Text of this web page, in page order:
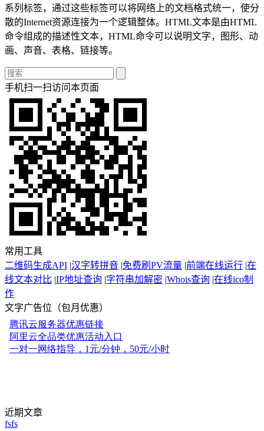
系列标签，通过这些标签可以将网络上的文档格式统一，使分
散的Internet资源连接为一个逻辑整体。HTML文本是由HTML
命令组成的描述性文本，HTML命令可以说明文字，图形、动
画、声音、表格、链接等。
手机扫一扫访问本页面
常用工具
二维码生成API |汉字转拼音 |免费刷PV流量 |前端在线运行 |在
线文本对比 |IP地址查询 |字符串加解密 |Whois查询 |在线ico制
作
文字广告位（包月优惠）
近期文章
fsfs